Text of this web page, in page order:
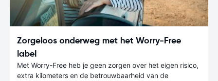
Zorgeloos onderweg met het Worry-Free
label
Met Worry-Free heb je geen zorgen over het eigen risico,
extra kilometers en de betrouwbaarheid van de